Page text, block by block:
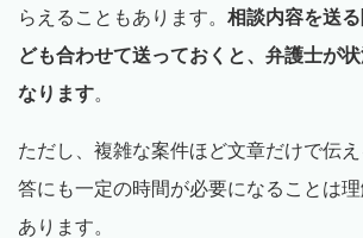
らえることもあります。 相談内容を送
ども合わせて送っておくと、弁護士が
なります。
ただし、複雑な案件ほど文章だけで伝
答にも一定の時間が必要になることは
あります。